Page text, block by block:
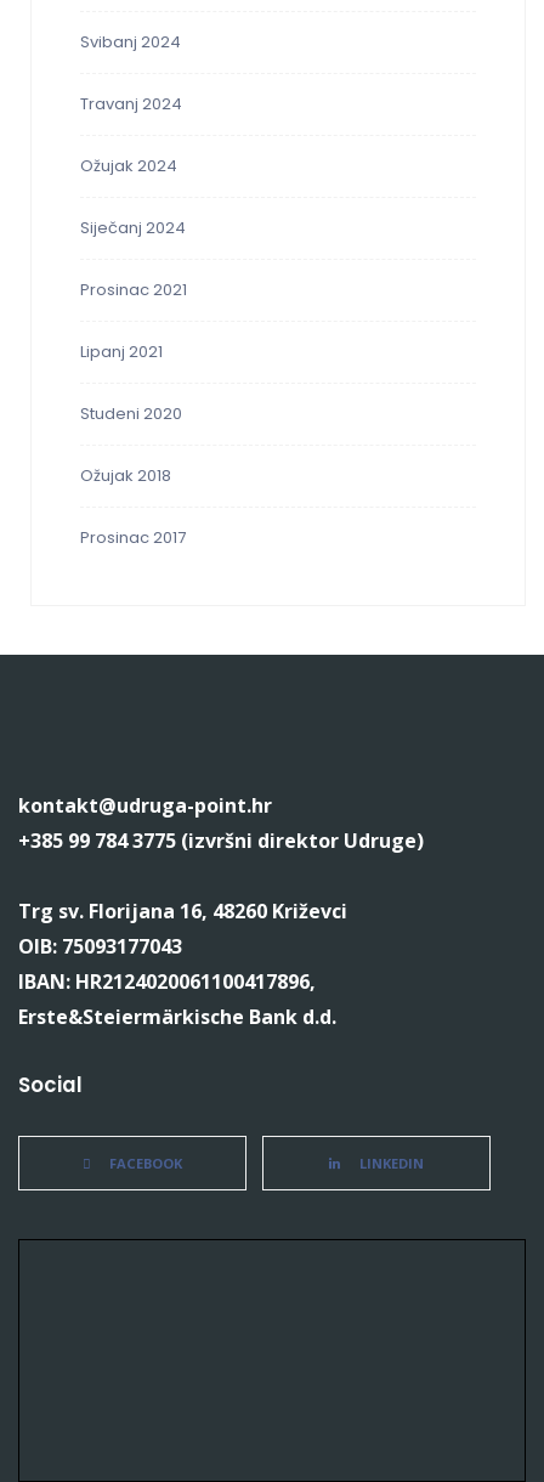
Svibanj 2024
Travanj 2024
Ožujak 2024
Siječanj 2024
Prosinac 2021
Lipanj 2021
Studeni 2020
Ožujak 2018
Prosinac 2017
kontakt@udruga-point.hr
+385 99 784 3775 (izvršni direktor Udruge)
Trg sv. Florijana 16, 48260 Križevci
OIB: 75093177043
IBAN: HR2124020061100417896,
Erste&Steiermärkische Bank d.d.
Social
FACEBOOK LINKEDIN